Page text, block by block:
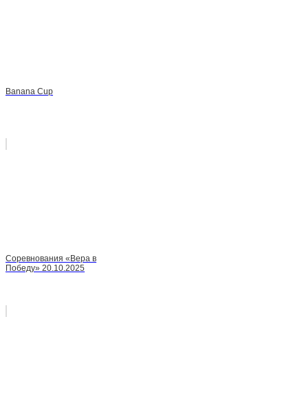
Banana Cup
Соревнования «Вера в
Победу» 20.10.2025